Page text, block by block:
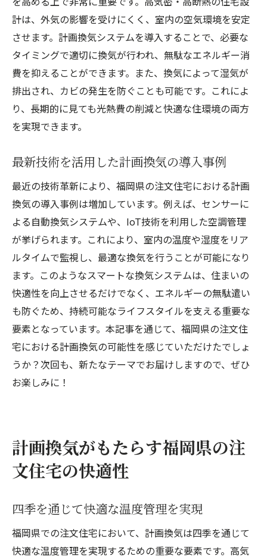
計は、外気の影響を受けにくく、室内の空気環境を安定
させます。計画換気システムを導入することで、必要な
タイミングで適切に換気が行われ、無駄なエネルギー消
費を抑えることができます。また、換気によって湿気が
排出され、カビの発生を防ぐことも可能です。これによ
り、長期的に見ても光熱費の削減と快適な住環境の両方
を実現できます。
最新技術を活用した計画換気の導入事例
最近の技術革新により、福岡県の注文住宅における計画
換気の導入事例は増加しています。例えば、センサーに
よる自動換気システムや、IoT技術を利用した空調管理
が挙げられます。これにより、室内の温度や湿度をリア
ルタイムで監視し、最適な換気を行うことが可能になり
ます。このようなスマートな換気システムは、住まいの
快適性を向上させるだけでなく、エネルギーの無駄遣い
も防ぐため、持続可能なライフスタイルを支える重要な
要素となっています。本記事を通じて、福岡県の注文住
宅における計画換気の可能性を感じていただけたでしょ
うか？次回も、新たなテーマでお届けしますので、ぜひ
お楽しみに！
計画換気がもたらす福岡県の注
文住宅の快適性
四季を通じて快適な温度管理を実現
福岡県での注文住宅において、計画換気は四季を通じて
快適な温度管理を実現するための重要な要素です。高気